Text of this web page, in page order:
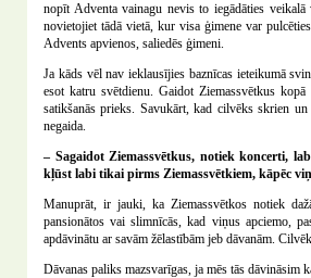
nopīt Adventa vainagu nevis to iegādāties
novietojiet tādā vietā, kur visa ģimene var
Advents apvienos, saliedēs ģimeni.
Ja kāds vēl nav ieklausījies baznīcas ieteikumā
esot katru svētdienu. Gaidot Ziemassvētkus
satikšanās prieks. Savukārt, kad cilvēks skrien
negaida.
– Sagaidot Ziemassvētkus, notiek koncerti,
kļūst labi tikai pirms Ziemassvētkiem, kāpēc
Manuprāt, ir jauki, ka Ziemassvētkos notiek
pansionātos vai slimnīcās, kad viņus apciemo,
apdāvinātu ar savām žēlastībām jeb dāvanām.
Dāvanas paliks mazsvarīgas, ja mēs tās dāvināsim